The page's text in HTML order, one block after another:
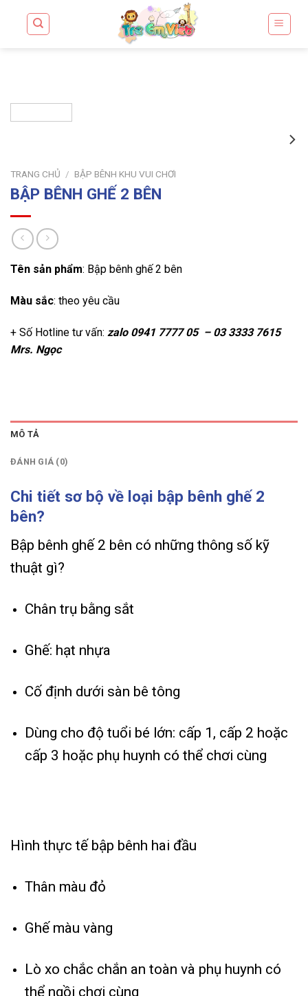
TRANG CHỦ / BẬP BÊNH KHU VUI CHƠI
BẬP BÊNH GHẾ 2 BÊN
Tên sản phẩm: Bập bênh ghế 2 bên
Màu sắc: theo yêu cầu
+ Số Hotline tư vấn: zalo 0941 7777 05 – 03 3333 7615
Mrs. Ngọc
MÔ TẢ
ĐÁNH GIÁ (0)
Chi tiết sơ bộ về loại bập bênh ghế 2
bên?
Bập bênh ghế 2 bên có những thông số kỹ
thuật gì?
Chân trụ bằng sắt
Ghế: hạt nhựa
Cố định dưới sàn bê tông
Dùng cho độ tuổi bé lớn: cấp 1, cấp 2 hoặc
cấp 3 hoặc phụ huynh có thể chơi cùng
Hình thực tế bập bênh hai đầu
Thân màu đỏ
Ghế màu vàng
Lò xo chắc chắn an toàn và phụ huynh có
thể ngồi chơi cùng